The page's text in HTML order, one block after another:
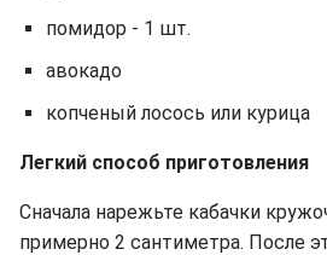
помидор - 1 шт.
авокадо
копченый лосось или курица
Легкий способ приготовления
Сначала нарежьте кабачки
примерно 2 сантиметра. После